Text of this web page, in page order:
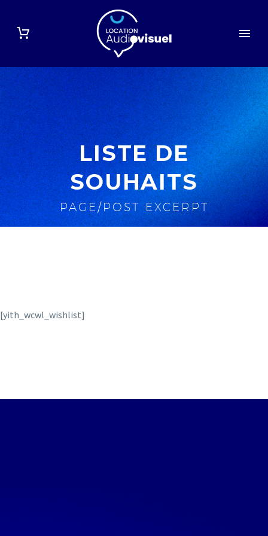
LISTE DE
SOUHAITS
PAGE/POST EXCERPT
[yith_wcwl_wishlist]